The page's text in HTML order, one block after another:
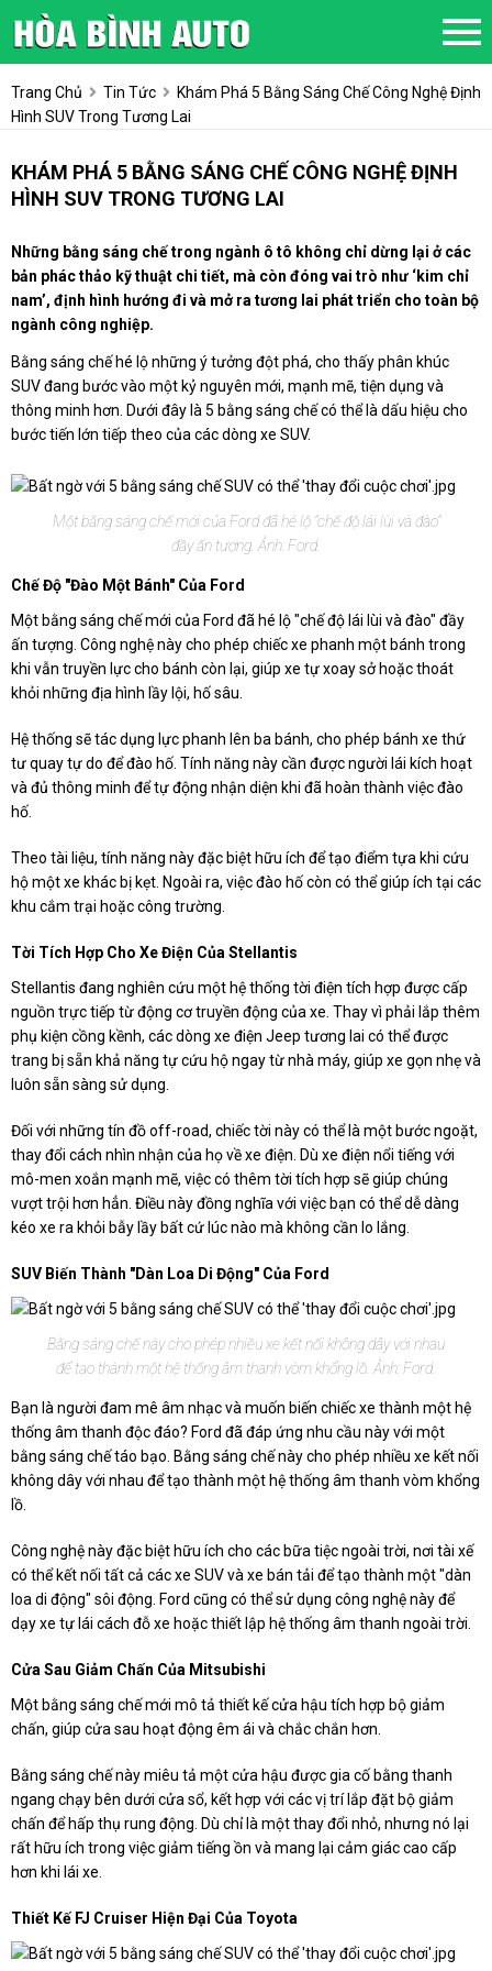
Trang Chủ Tin Tức
Khám Phá 5 Bằng Sáng Chế Công Nghệ Định
Hình SUV Trong Tương Lai
KHÁM PHÁ 5 BẰNG SÁNG CHẾ CÔNG NGHỆ ĐỊNH
HÌNH SUV TRONG TƯƠNG LAI
Những bằng sáng chế trong ngành ô tô không chỉ dừng lại ở các
bản phác thảo kỹ thuật chi tiết, mà còn đóng vai trò như ‘kim chỉ
nam’, định hình hướng đi và mở ra tương lai phát triển cho toàn bộ
ngành công nghiệp.
Bằng sáng chế hé lộ những ý tưởng đột phá, cho thấy phân khúc
SUV đang bước vào một kỷ nguyên mới, mạnh mẽ, tiện dụng và
thông minh hơn. Dưới đây là 5 bằng sáng chế có thể là dấu hiệu cho
bước tiến lớn tiếp theo của các dòng xe SUV.
Một bằng sáng chế mới của Ford đã hé lộ "chế độ lái lùi và đào"
đầy ấn tượng. Ảnh: Ford.
Chế Độ "đào Một Bánh" Của Ford
Một bằng sáng chế mới của Ford đã hé lộ "chế độ lái lùi và đào" đầy
ấn tượng. Công nghệ này cho phép chiếc xe phanh một bánh trong
khi vẫn truyền lực cho bánh còn lại, giúp xe tự xoay sở hoặc thoát
khỏi những địa hình lầy lội, hố sâu.
Hệ thống sẽ tác dụng lực phanh lên ba bánh, cho phép bánh xe thứ
tư quay tự do để đào hố. Tính năng này cần được người lái kích hoạt
và đủ thông minh để tự động nhận diện khi đã hoàn thành việc đào
hố.
Theo tài liệu, tính năng này đặc biệt hữu ích để tạo điểm tựa khi cứu
hộ một xe khác bị kẹt. Ngoài ra, việc đào hố còn có thể giúp ích tại các
khu cắm trại hoặc công trường.
Tời Tích Hợp Cho Xe Điện Của Stellantis
Stellantis đang nghiên cứu một hệ thống tời điện tích hợp được cấp
nguồn trực tiếp từ động cơ truyền động của xe. Thay vì phải lắp thêm
phụ kiện cồng kềnh, các dòng xe điện Jeep tương lai có thể được
trang bị sẵn khả năng tự cứu hộ ngay từ nhà máy, giúp xe gọn nhẹ và
luôn sẵn sàng sử dụng.
Đối với những tín đồ off-road, chiếc tời này có thể là một bước ngoặt,
thay đổi cách nhìn nhận của họ về xe điện. Dù xe điện nổi tiếng với
mô-men xoắn mạnh mẽ, việc có thêm tời tích hợp sẽ giúp chúng
vượt trội hơn hẳn. Điều này đồng nghĩa với việc bạn có thể dễ dàng
kéo xe ra khỏi bẫy lầy bất cứ lúc nào mà không cần lo lắng.
SUV Biến Thành "dàn Loa Di Động" Của Ford
Bằng sáng chế này cho phép nhiều xe kết nối không dây với nhau
để tạo thành một hệ thống âm thanh vòm khổng lồ. Ảnh: Ford.
Bạn là người đam mê âm nhạc và muốn biến chiếc xe thành một hệ
thống âm thanh độc đáo? Ford đã đáp ứng nhu cầu này với một
bằng sáng chế táo bạo. Bằng sáng chế này cho phép nhiều xe kết nối
không dây với nhau để tạo thành một hệ thống âm thanh vòm khổng
lồ.
Công nghệ này đặc biệt hữu ích cho các bữa tiệc ngoài trời, nơi tài xế
có thể kết nối tất cả các xe SUV và xe bán tải để tạo thành một "dàn
loa di động" sôi động. Ford cũng có thể sử dụng công nghệ này để
dạy xe tự lái cách đỗ xe hoặc thiết lập hệ thống âm thanh ngoài trời.
Cửa Sau Giảm Chấn Của Mitsubishi
Một bằng sáng chế mới mô tả thiết kế cửa hậu tích hợp bộ giảm
chấn, giúp cửa sau hoạt động êm ái và chắc chắn hơn.
Bằng sáng chế này miêu tả một cửa hậu được gia cố bằng thanh
ngang chạy bên dưới cửa sổ, kết hợp với các vị trí lắp đặt bộ giảm
chấn để hấp thụ rung động. Dù chỉ là một thay đổi nhỏ, nhưng nó lại
rất hữu ích trong việc giảm tiếng ồn và mang lại cảm giác cao cấp
hơn khi lái xe.
Thiết Kế FJ Cruiser Hiện Đại Của Toyota